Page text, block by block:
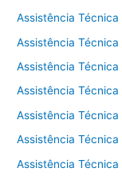
Assistência
Assistência
Assistência
Assistência
Assistência
Assistência
Assistência Técnica